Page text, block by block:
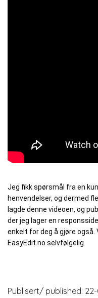
Jeg fikk spørsmål fra en
henvendelser, og dermed
lagde denne videoen, og
der jeg lager en
enkelt for deg å gjøre
EasyEdit.no selvfølgelig.
Publisert/ published: